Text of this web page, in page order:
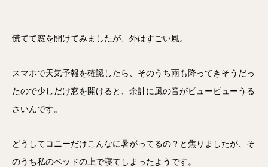
慌てて窓を開けてみましたが、外はすごい風。
スマホで天気予報を確認したら、そのうち雨も降ってきそうだっ
たので少しだけ窓を開けると、余計に風の音がピューピューうる
さいんです。
どうしてコニーだけこんなに暑がってるの？と焦りましたが、そ
のうち私のベッドの上で寝てしまったようです。